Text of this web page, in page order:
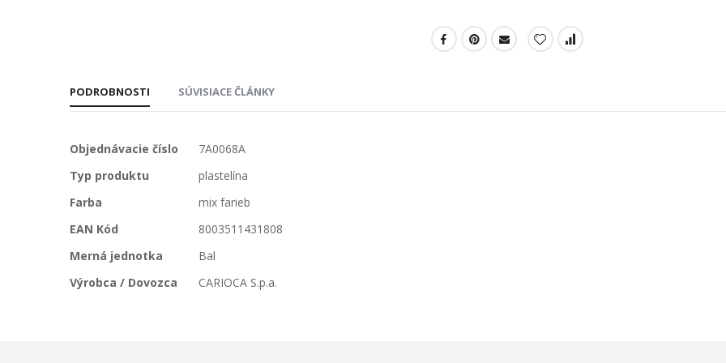
PODROBNOSTI
Viac
informácií
Objednávacie číslo
7A0068A
Typ produktu
plastelína
Farba
mix farieb
EAN Kód
8003511431808
Merná jednotka
Bal
Výrobca / Dovozca
CARIOCA S.p.a.
SÚVISIACE ČLÁNKY